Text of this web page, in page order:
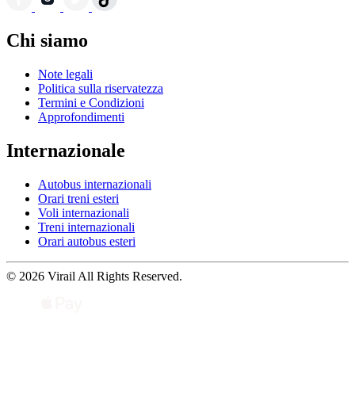
Chi siamo
Note legali
Politica sulla riservatezza
Termini e Condizioni
Approfondimenti
Internazionale
Autobus internazionali
Orari treni esteri
Voli internazionali
Treni internazionali
Orari autobus esteri
© 2026 Virail All Rights Reserved.